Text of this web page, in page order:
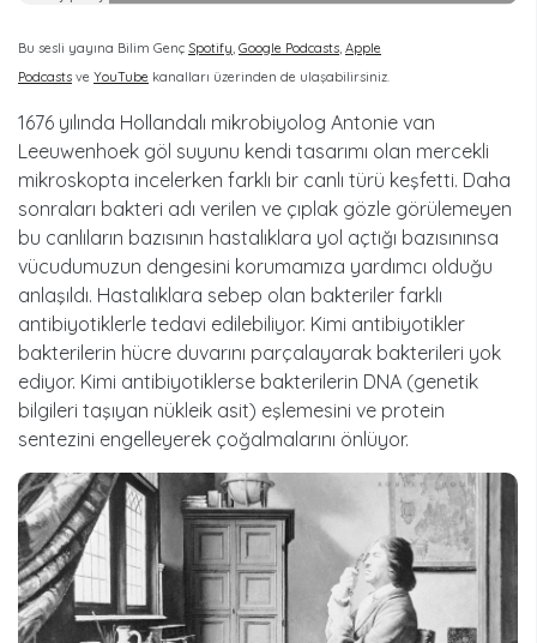
Bu sesli yayına Bilim Genç Spotify, Google Podcasts, Apple
Podcasts ve YouTube kanalları üzerinden de ulaşabilirsiniz.
1676 yılında Hollandalı mikrobiyolog Antonie van
Leeuwenhoek göl suyunu kendi tasarımı olan mercekli
mikroskopta incelerken farklı bir canlı türü keşfetti. Daha
sonraları bakteri adı verilen ve çıplak gözle görülemeyen
bu canlıların bazısının hastalıklara yol açtığı bazısınınsa
vücudumuzun dengesini korumamıza yardımcı olduğu
anlaşıldı. Hastalıklara sebep olan bakteriler farklı
antibiyotiklerle tedavi edilebiliyor. Kimi antibiyotikler
bakterilerin hücre duvarını parçalayarak bakterileri yok
ediyor. Kimi antibiyotiklerse bakterilerin DNA (genetik
bilgileri taşıyan nükleik asit) eşlemesini ve protein
sentezini engelleyerek çoğalmalarını önlüyor.